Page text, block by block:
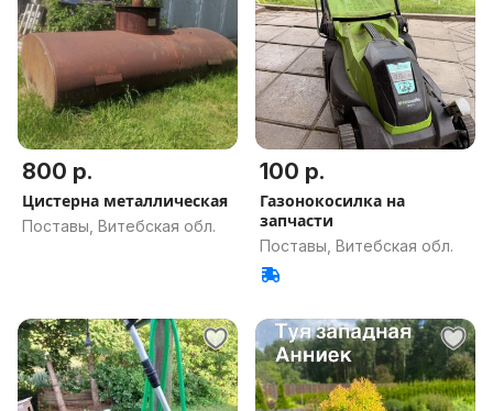
800 р.
Цистерна металлическая
Поставы, Витебская обл.
100 р.
Газонокосилка на
запчасти
Поставы, Витебская обл.